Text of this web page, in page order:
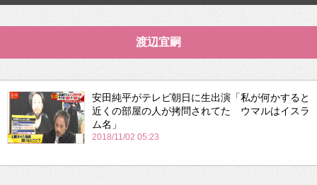
渡辺宜嗣
安田純平がテレビ朝日に生出演「私が何かすると
近くの部屋の人が拷問されてた ウマルはイスラ
ム名」
2018/11/02 05:23